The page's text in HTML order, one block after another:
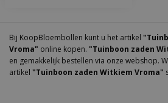
Bij KoopBloembollen kunt u het artikel
Vroma" online kopen. "Tuinboon zaden
en gemakkelijk bestellen via onze webshop.
artikel "Tuinboon zaden Witkiem Vroma"